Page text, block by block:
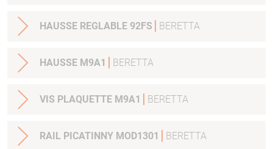
HAUSSE REGLABLE 92FS BERETTA
HAUSSE M9A1 BERETTA
VIS PLAQUETTE M9A1 BERETTA
RAIL PICATINNY MOD1301 BERETTA